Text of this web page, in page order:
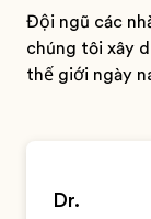
Đội ngũ các
chúng tôi xây
thế giới ngày
Dr.